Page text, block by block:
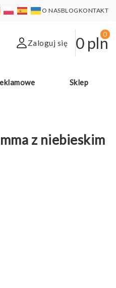
O NASBLOGKONTAKT
Zaloguj się 0 pln
0
Sklep
z niebieskim